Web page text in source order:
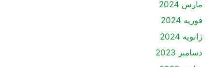
مارس 2024
فوریه 2024
ژانویه 2024
دسامبر 2023